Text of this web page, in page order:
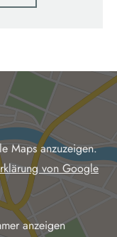
Maps anzuzeigen.
von Google
anzeigen